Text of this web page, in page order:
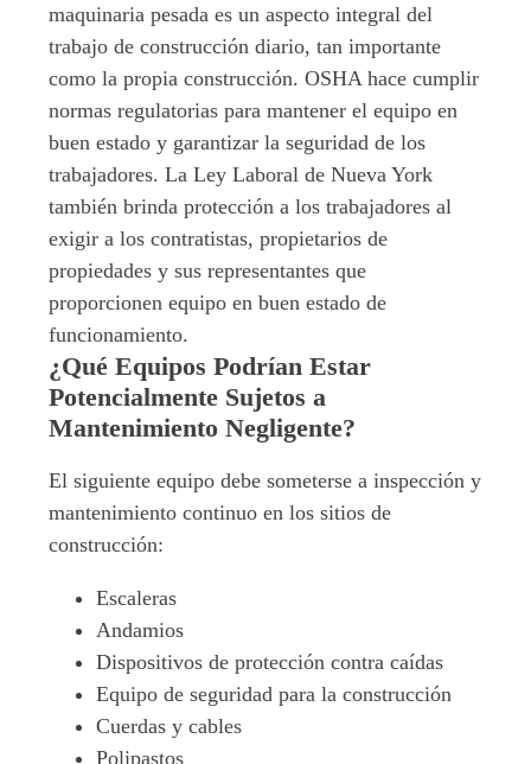
maquinaria pesada es un aspecto integral del
trabajo de construcción diario, tan importante
como la propia construcción. OSHA hace cumplir
normas regulatorias para mantener el equipo en
buen estado y garantizar la seguridad de los
trabajadores. La Ley Laboral de Nueva York
también brinda protección a los trabajadores al
exigir a los contratistas, propietarios de
propiedades y sus representantes que
proporcionen equipo en buen estado de
funcionamiento.
¿Qué Equipos Podrían Estar
Potencialmente Sujetos a
Mantenimiento Negligente?
El siguiente equipo debe someterse a inspección y
mantenimiento continuo en los sitios de
construcción:
Escaleras
Andamios
Dispositivos de protección contra caídas
Equipo de seguridad para la construcción
Cuerdas y cables
Polipastos